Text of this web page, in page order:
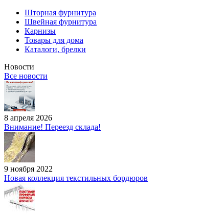
Шторная фурнитура
Швейная фурнитура
Карнизы
Товары для дома
Каталоги, брелки
Новости
Все новости
8 апреля 2026
Внимание! Переезд склада!
9 ноября 2022
Новая коллекция текстильных бордюров